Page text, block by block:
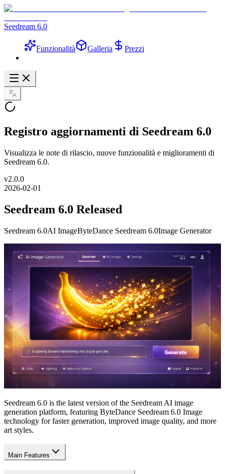
Seedream 6.0
Funzionalità Galleria Prezzi
Registro aggiornamenti di Seedream 6.0
Visualizza le note di rilascio, nuove funzionalità e miglioramenti di
Seedream 6.0.
v2.0.0
2026-02-01
Seedream 6.0 Released
Seedream 6.0AI ImageByteDance Seedream 6.0Image Generator
Seedream 6.0 is the latest version of the Seedream AI image
generation platform, featuring ByteDance Seedream 6.0 Image
technology for faster generation, improved image quality, and more
art styles.
Main Features